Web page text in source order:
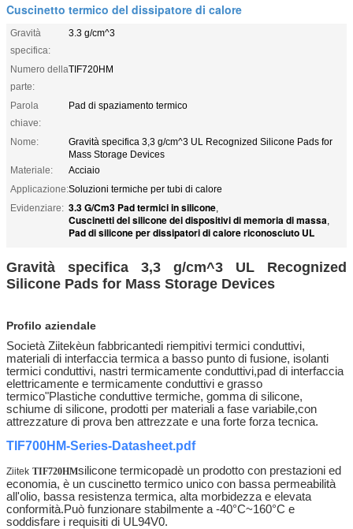
Cuscinetto termico del dissipatore di calore
Gravità
specifica:
3.3 g/cm^3
Numero della
parte:
TIF720HM
Parola
chiave:
Pad di spaziamento termico
Nome:
Gravità specifica 3,3 g/cm^3 UL Recognized Silicone Pads for
Mass Storage Devices
Materiale:
Acciaio
Applicazione:Soluzioni termiche per tubi di calore
Evidenziare: 3.3 G/Cm3 Pad termici in silicone,
Cuscinetti del silicone dei dispositivi di memoria di massa,
Pad di silicone per dissipatori di calore riconosciuto UL
Gravità specifica 3,3 g/cm^3 UL Recognized
Silicone Pads for Mass Storage Devices
Profilo aziendale
Società Ziitekèun fabbricantedi riempitivi termici conduttivi,
materiali di interfaccia termica a basso punto di fusione, isolanti
termici conduttivi, nastri termicamente conduttivi,pad di interfaccia
elettricamente e termicamente conduttivi e grasso
termico"Plastiche conduttive termiche, gomma di silicone,
schiume di silicone, prodotti per materiali a fase variabile,con
attrezzature di prova ben attrezzate e una forte forza tecnica.
TIF700HM-Series-Datasheet.pdf
Ziitek TIF720HMsilicone termicopadè un prodotto con prestazioni ed
economia, è un cuscinetto termico unico con bassa permeabilità
all'olio, bassa resistenza termica, alta morbidezza e elevata
conformità.Può funzionare stabilmente a -40°C~160°C e
soddisfare i requisiti di UL94V0.